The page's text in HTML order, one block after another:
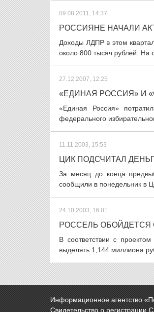
09.08.2011, 14:37
РОССИЯНЕ НАЧАЛИ
Доходы ЛДПР в этом
около 800 тысяч рублей. На
27.12.2007, 12:25
«ЕДИНАЯ РОССИЯ» И
«Единая Россия»
федерального
11.11.2003, 15:53
ЦИК ПОДСЧИТАЛ
За месяц до конца
сообщили в понедельник в
24.10.2003, 16:01
РОССЕЛЬ ОБОЙДЕТСЯ
В соответствии с
выделять 1,144 миллиона
Информационное агентство
Свидетельство о